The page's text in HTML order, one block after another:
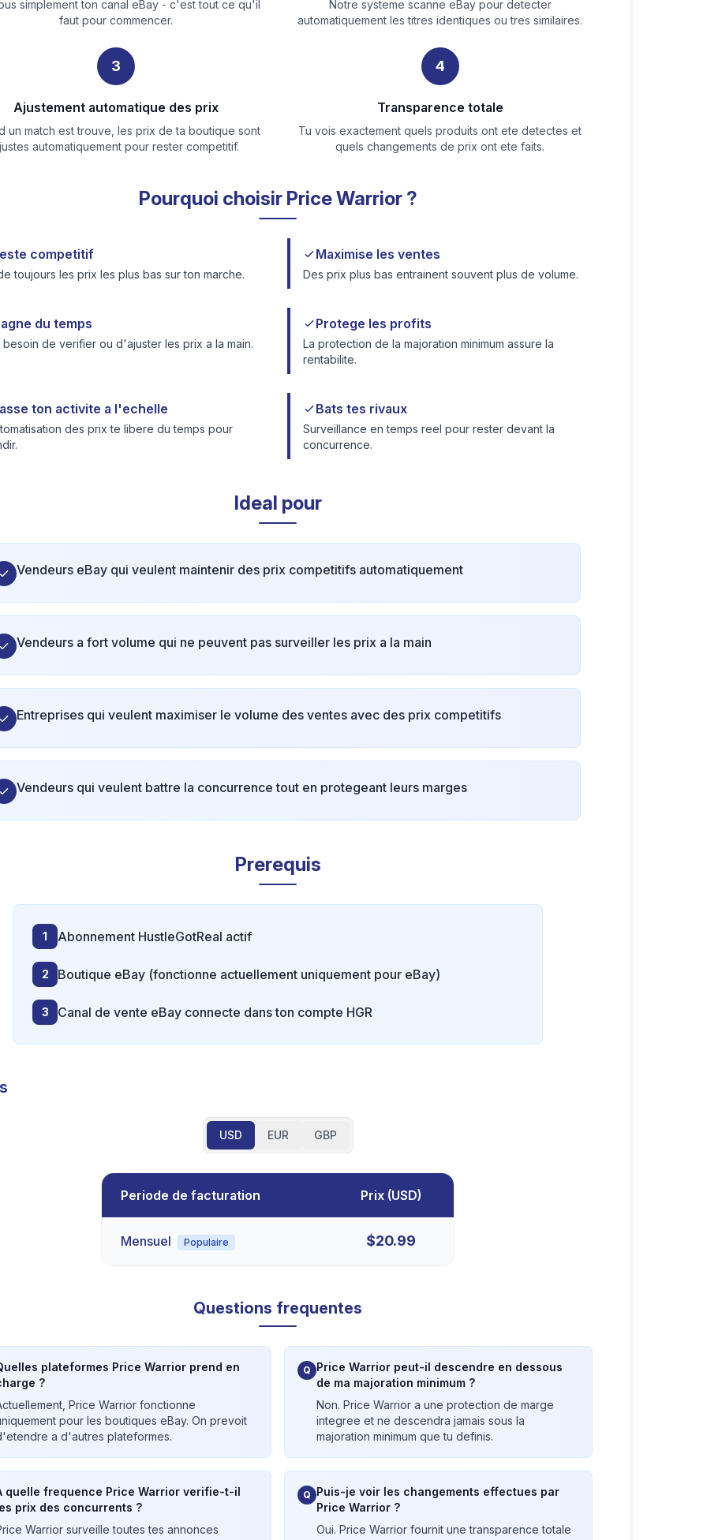
simplement ton canal eBay - c'est tout ce qu'il
faut pour commencer.
Notre systeme scanne eBay pour detecter
automatiquement les titres identiques ou tres similaires.
3
Ajustement automatique des prix
un match est trouve, les prix de ta boutique sont
automatiquement pour rester competitif.
4
Transparence totale
Tu vois exactement quels produits ont ete detectes et
quels changements de prix ont ete faits.
Pourquoi choisir Price Warrior ?
competitif
toujours les prix les plus bas sur ton marche.
Maximise les ventes
Des prix plus bas entrainent souvent plus de volume.
du temps
besoin de verifier ou d'ajuster les prix a la main.
Protege les profits
La protection de la majoration minimum assure la
rentabilite.
ton activite a l'echelle
des prix te libere du temps pour
Bats tes rivaux
Surveillance en temps reel pour rester devant la
concurrence.
Ideal pour
Vendeurs eBay qui veulent maintenir des prix competitifs automatiquement
Vendeurs a fort volume qui ne peuvent pas surveiller les prix a la main
Entreprises qui veulent maximiser le volume des ventes avec des prix competitifs
Vendeurs qui veulent battre la concurrence tout en protegeant leurs marges
Prerequis
1 Abonnement HustleGotReal actif
2 Boutique eBay (fonctionne actuellement uniquement pour eBay)
3 Canal de vente eBay connecte dans ton compte HGR
USD EUR GBP
Periode de facturation Prix(USD)
Mensuel Populaire $20.99
Questions frequentes
plateformes Price Warrior prend en
?
Price Warrior fonctionne
pour les boutiques eBay. On prevoit
a d'autres plateformes.
Q Price Warrior peut-il descendre en dessous
de ma majoration minimum ?
Non. Price Warrior a une protection de marge
integree et ne descendra jamais sous la
majoration minimum que tu definis.
quelle frequence Price Warrior verifie-t-il
prix des concurrents ?
Warrior surveille toutes tes annonces
Q Puis-je voir les changements effectues par
Price Warrior ?
Oui. Price Warrior fournit une transparence totale